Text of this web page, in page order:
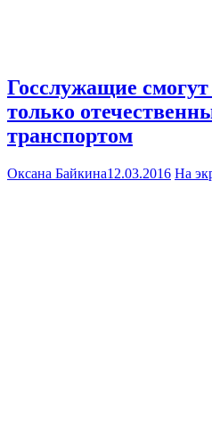
Госслужащие
только
транспортом
Оксана Байкина12.03.2016 На